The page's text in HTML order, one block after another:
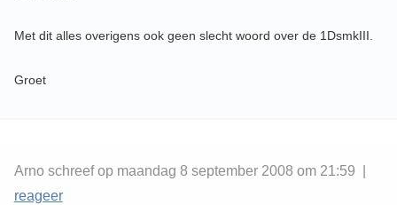
Met dit alles overigens ook geen slecht woord over de 1DsmkIII.
Groet
Arno schreef op maandag 8 september 2008 om 21:59 |
reageer